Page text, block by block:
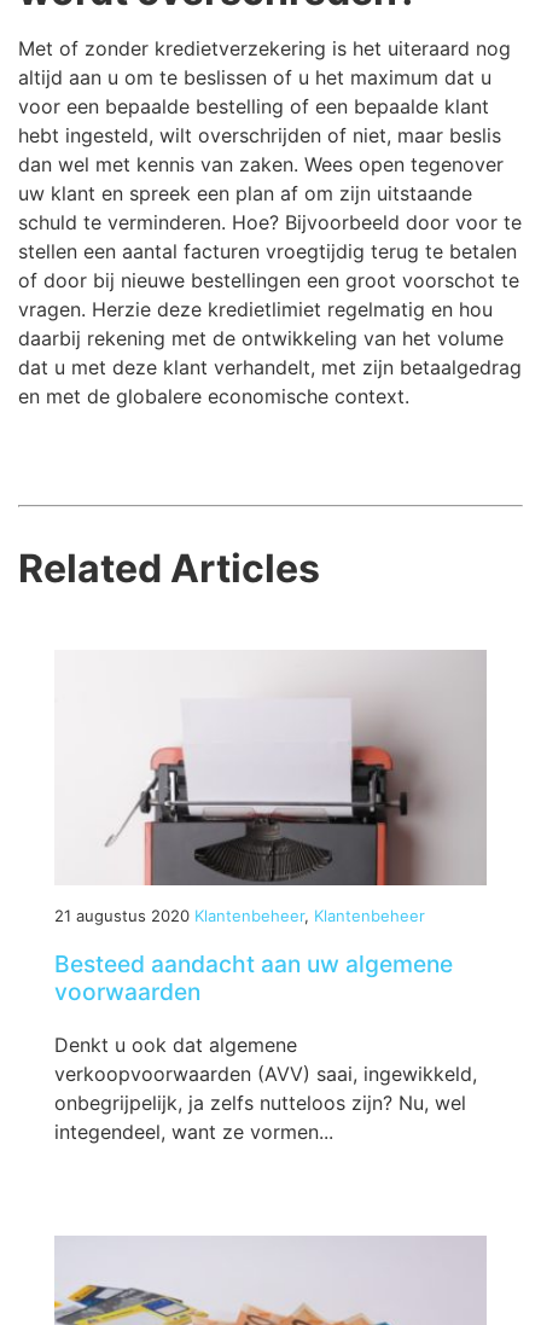
Met of zonder kredietverzekering is het uiteraard nog
altijd aan u om te beslissen of u het maximum dat u
voor een bepaalde bestelling of een bepaalde klant
hebt ingesteld, wilt overschrijden of niet, maar beslis
dan wel met kennis van zaken. Wees open tegenover
uw klant en spreek een plan af om zijn uitstaande
schuld te verminderen. Hoe? Bijvoorbeeld door voor te
stellen een aantal facturen vroegtijdig terug te betalen
of door bij nieuwe bestellingen een groot voorschot te
vragen. Herzie deze kredietlimiet regelmatig en hou
daarbij rekening met de ontwikkeling van het volume
dat u met deze klant verhandelt, met zijn betaalgedrag
en met de globalere economische context.
Related Articles
21 augustus 2020 Klantenbeheer, Klantenbeheer
Besteed aandacht aan uw algemene
voorwaarden
Denkt u ook dat algemene
verkoopvoorwaarden (AVV) saai, ingewikkeld,
onbegrijpelijk, ja zelfs nutteloos zijn? Nu, wel
integendeel, want ze vormen...